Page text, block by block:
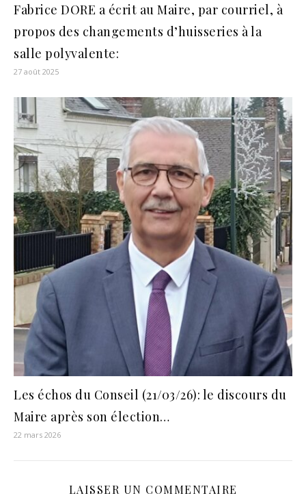
Fabrice DORE a écrit au Maire, par courriel, à
propos des changements d’huisseries à la
salle polyvalente:
27 août 2025
Les échos du Conseil (21/03/26): le discours du
Maire après son élection…
22 mars 2026
LAISSER UN COMMENTAIRE